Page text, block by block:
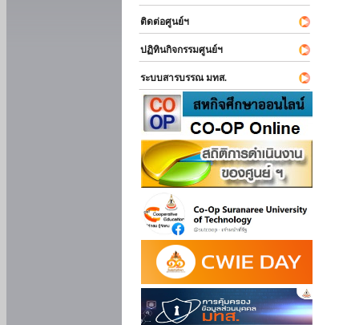
ติดต่อศูนย์ฯ
ปฏิทินกิจกรรมศูนย์ฯ
ระบบสารบรรณ มทส.